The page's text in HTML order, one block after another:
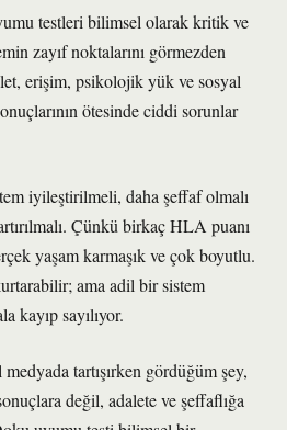
testleri bilimsel olarak kritik ve
zayıf noktalarını görmezden
erişim, psikolojik yük ve sosyal
ötesinde ciddi sorunlar
iyileştirilmeli, daha şeffaf olmalı
Çünkü birkaç HLA puanı
yaşam karmaşık ve çok boyutlu.
ama adil bir sistem
kayıp sayılıyor.
tartışırken gördüğüm şey,
değil, adalete ve şeffaflığa